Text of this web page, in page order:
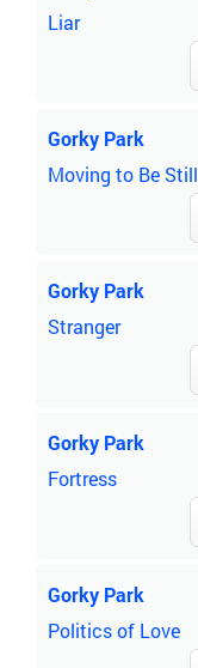
Liar
Gorky Park
Moving to Be Still
Gorky Park
Stranger
Gorky Park
Fortress
Gorky Park
Politics of Love